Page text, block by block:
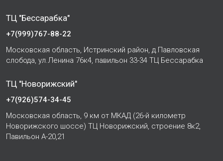
ТЦ "Бессарабка"
+7(999)767-88-22
Московская область, Истринский район, д.Павловская
слобода, ул.Ленина 76к4, павильон 33-34 ТЦ Бессарабка
ТЦ "Новорижский"
+7(926)574-34-45
Московская область, 9 км от МКАД (26-й километр
Новорижского шоссе) ТЦ Новорижский, строение 8к2,
Павильон А-20,21